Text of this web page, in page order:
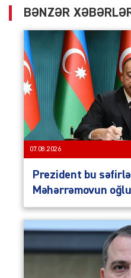
BƏNZƏR
07.08.2026
Prezident bu
Məhərrəmovun